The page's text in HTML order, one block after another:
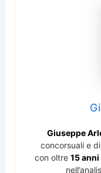
Giuseppe
concorsuali e
con oltre 15